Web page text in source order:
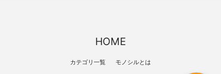
HOME
カテゴリ一覧 モノシルとは